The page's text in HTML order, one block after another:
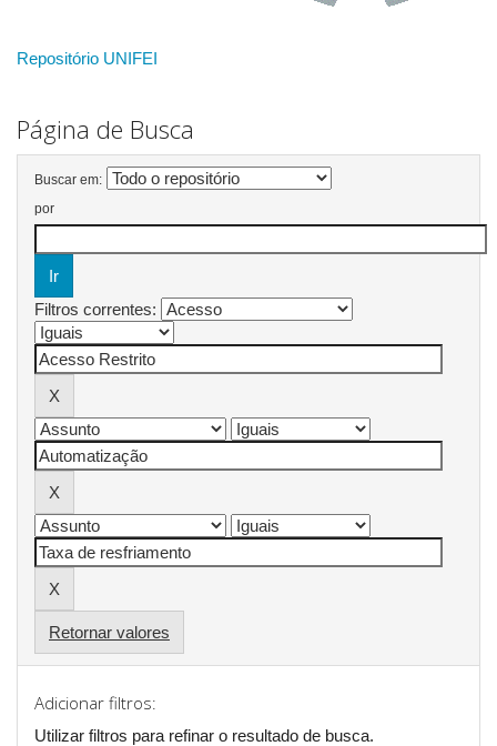
Repositório UNIFEI
Página de Busca
Buscar em:
por
Filtros correntes:
Retornar valores
Adicionar filtros:
Utilizar filtros para refinar o resultado de busca.